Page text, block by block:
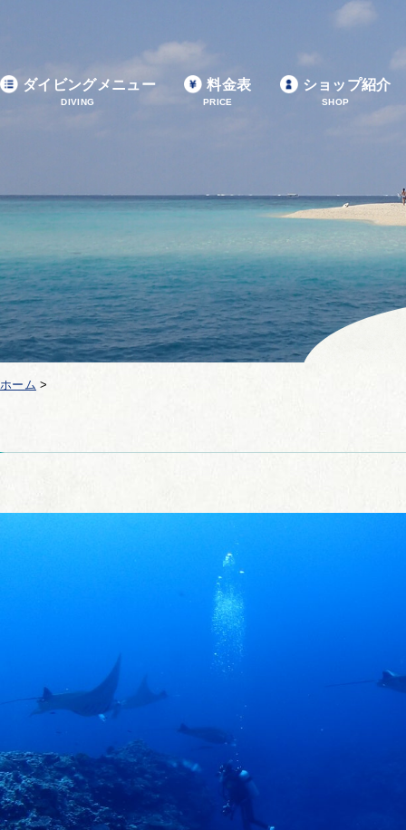
ダイビングメニュー
DIVING
料金表
PRICE
ショップ紹介
SHOP
ホーム >